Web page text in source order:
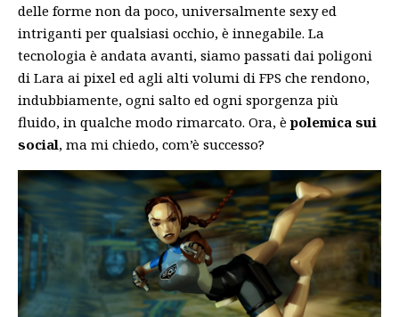
delle forme non da poco, universalmente sexy ed
intriganti per qualsiasi occhio, è innegabile. La
tecnologia è andata avanti, siamo passati dai poligoni
di Lara ai pixel ed agli alti volumi di FPS che rendono,
indubbiamente, ogni salto ed ogni sporgenza più
fluido, in qualche modo rimarcato. Ora, èpolemica sui
social, ma mi chiedo, com’è successo?